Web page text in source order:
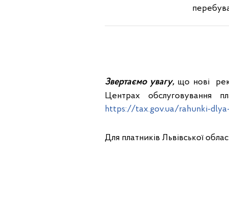
Звертаємо увагу,що нові
Центрах обслуговування
https://tax.gov.ua/rahunki-
Для платників Львівської